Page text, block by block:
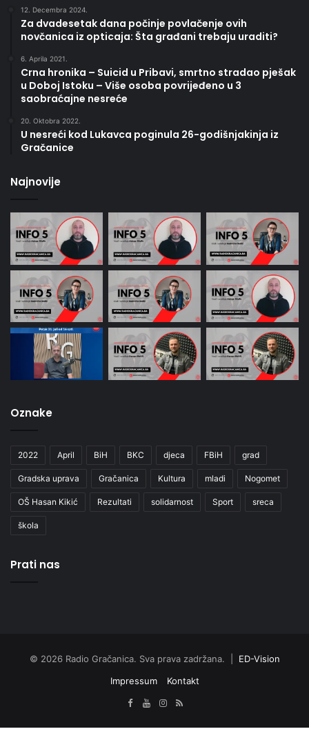
12. Decembra 2024.
Za dvadesetak dana počinje povlačenje ovih
novčanica iz opticaja: Šta građani trebaju uraditi?
6. Aprila 2021.
Crna hronika – Suicid u Pribavi, smrtno stradao pješak
u Doboj Istoku – Više osoba povrijeđeno u 3
saobraćajne nesreće
20. Oktobra 2022.
U nesreći kod Lukavca poginula 26-godišnjakinja iz
Gračanice
Najnovije
Oznake
2022 April BiH BKC djeca FBiH grad
Gradska uprava Gračanica Kultura mladi Nogomet
OŠ Hasan Kikić Rezultati solidarnost Sport sreca
škola
Prati nas
© 2026 Radio Gračanica. Sva prava zadržana. | ED-Vision
Impressum
Kontakt